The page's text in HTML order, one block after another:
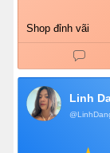
Shop đỉnh vãi
Linh